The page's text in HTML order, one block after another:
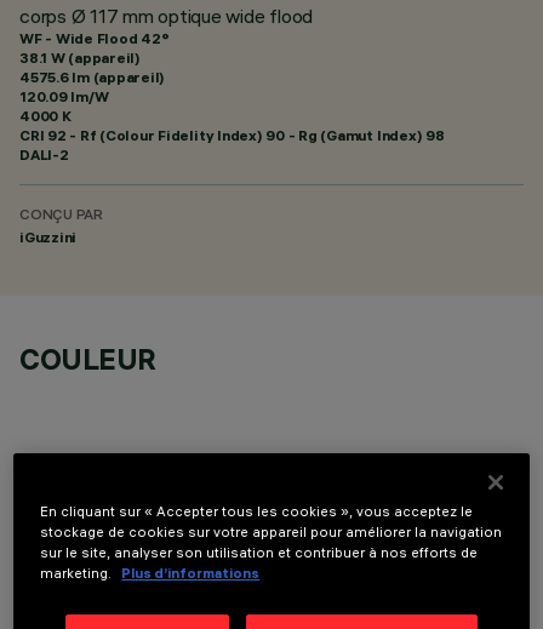
corps Ø 117 mm optique wide flood
WF - Wide Flood 42°
38.1 W (appareil)
4575.6 lm (appareil)
120.09 lm/W
4000 K
CRI 92 - Rf (Colour Fidelity Index) 90 - Rg (Gamut Index) 98
DALI-2
CONÇU PAR
iGuzzini
COULEUR
COMPOSANTS OPTIONNELS
En cliquant sur « Accepter tous les cookies », vous acceptez le
stockage de cookies sur votre appareil pour améliorer la navigation
sur le site, analyser son utilisation et contribuer à nos efforts de
marketing.
Plus d’informations